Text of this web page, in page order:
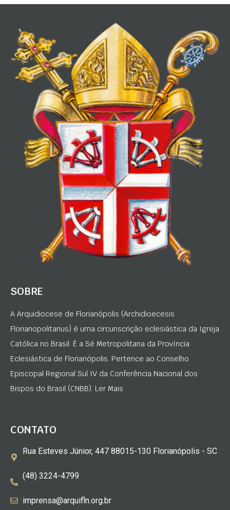
SOBRE
A Arquidiocese de Florianópolis (Archidioecesis
Florianopolitanus) é uma circunscrição eclesiástica da Igreja
Católica no Brasil. É a Sé Metropolitana da Província
Eclesiástica de Florianópolis. Pertence ao Conselho
Episcopal Regional Sul IV da Conferência Nacional dos
Bispos do Brasil (CNBB). Ler Mais
CONTATO
Rua Esteves Júnior, 447 88015-130 Florianópolis - SC
(48) 3224-4799
imprensa@arquifln.org.br